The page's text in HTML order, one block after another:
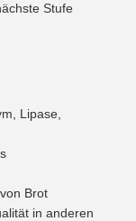
Stufe
Lipase,
Brot
in anderen